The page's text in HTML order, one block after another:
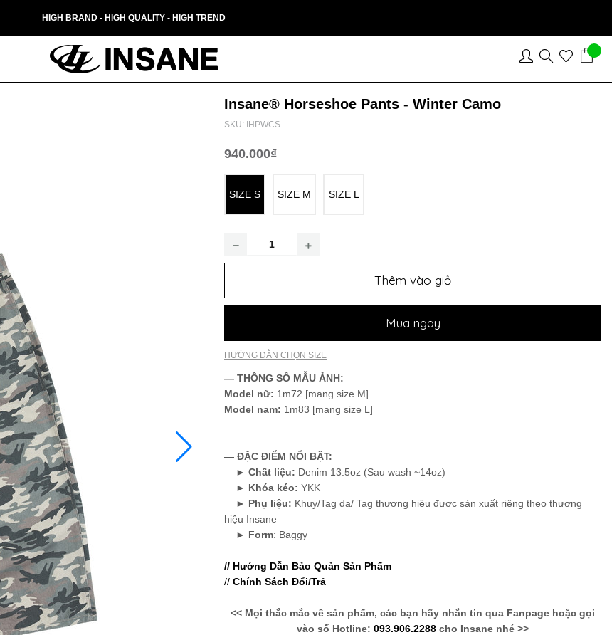
HIGH BRAND - HIGH QUALITY - HIGH TREND
Insane® Horseshoe Pants - Winter Camo
SKU: IHPWCS
940.000₫
SIZE S SIZE M SIZE L
Thêm vào giỏ
Mua ngay
HƯỚNG DẪN CHỌN SIZE
— THÔNG SỐ MẪU ẢNH:
Model nữ: 1m72 [mang size M]
Model nam: 1m83 [mang size L]
— ĐẶC ĐIỂM NỔI BẬT:
► Chất liệu: Denim 13.5oz (Sau wash ~14oz)
► Khóa kéo: YKK
► Phụ liệu: Khuy/Tag da/ Tag thương hiệu được sản xuất riêng theo thương
hiệu Insane
► Form: Baggy
// Hướng Dẫn Bảo Quản Sản Phẩm
// Chính Sách Đổi/Trả
<< Mọi thắc mắc về sản phẩm, các bạn hãy nhắn tin qua Fanpage hoặc gọi
vào số Hotline: 093.906.2288 cho Insane nhé >>